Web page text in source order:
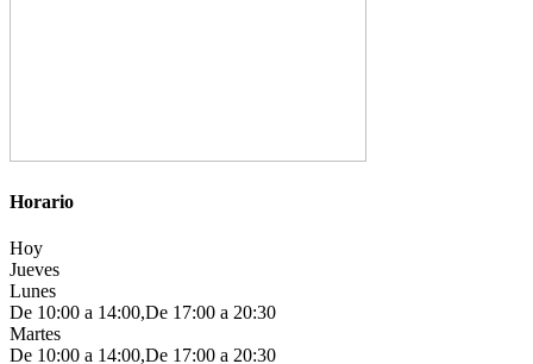
Horario
Hoy
Jueves
Lunes
De 10:00 a 14:00,De 17:00 a 20:30
Martes
De 10:00 a 14:00,De 17:00 a 20:30